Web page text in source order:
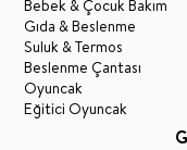
Bebek & Çocuk Bakım
Gıda & Beslenme
Suluk & Termos
Beslenme Çantası
Oyuncak
Eğitici Oyuncak